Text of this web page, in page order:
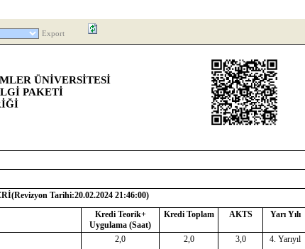
Export
ÜNİVERSİTESİ
PAKETİ
Tarihi:20.02.2024 21:46:00)
Kredi Teorik+
Uygulama (Saat)
Kredi Toplam AKTS Yarı Yılı
2,0 2,0 3,0
4. Yarıyıl